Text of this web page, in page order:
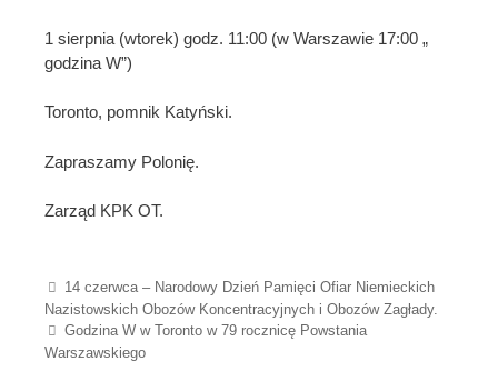
1 sierpnia (wtorek) godz. 11:00 (w Warszawie 17:00 „
godzina W”)
Toronto, pomnik Katyński.
Zapraszamy Polonię.
Zarząd KPK OT.
Post navigation
14 czerwca – Narodowy Dzień Pamięci Ofiar Niemieckich
Nazistowskich Obozów Koncentracyjnych i Obozów Zagłady.
Godzina W w Toronto w 79 rocznicę Powstania
Warszawskiego